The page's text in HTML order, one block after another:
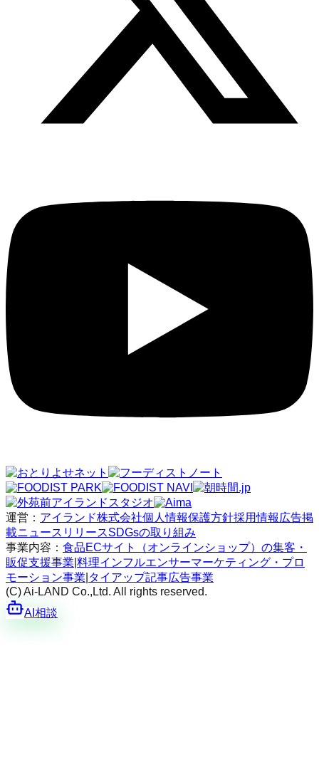
運営： アイランド株式会社個人情報保護方針採用情報 広告掲
載ニュースリリースSDGsの取り組み
事業内容： 食品ECサイト（オンラインショップ）の集客・
販促支援事業 料理インフルエンサーマーケティング・プロ
モーション事業 タイアップ記事広告事業
(C) Ai-LAND Co.,Ltd. All rights reserved.
AI相談